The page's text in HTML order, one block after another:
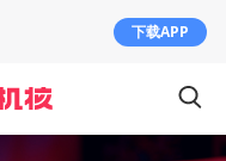
下载APP